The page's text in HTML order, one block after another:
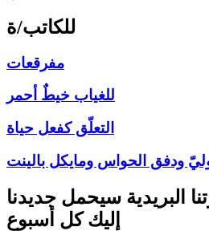
للكاتب/ة
مفرقعات
للغياب خيطٌ أحمر
التعلّق كفعل حياة
ودفق الحواس ومايكل بالينت
البريدية سيحمل جديدنا
إليك كل أسبوع